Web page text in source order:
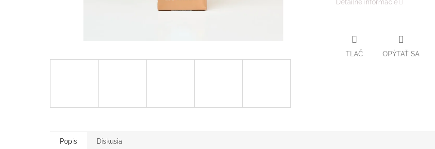
Detailné informácie
TLAČ OPÝTAŤ SA
Popis Diskusia